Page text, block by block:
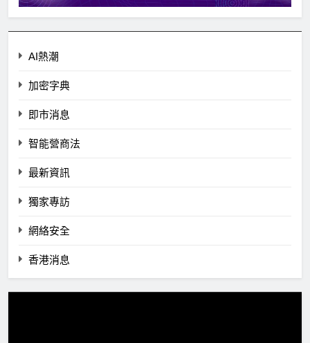
AI熱潮
加密字典
即市消息
智能營商法
最新資訊
獨家專訪
網絡安全
香港消息